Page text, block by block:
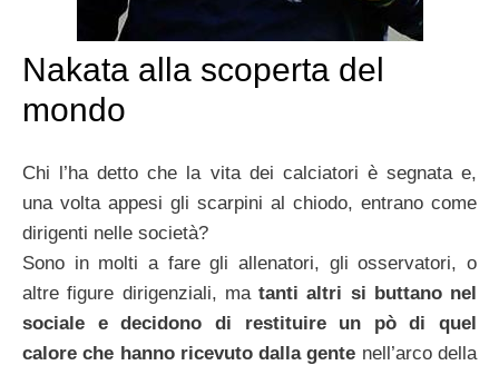
Nakata alla scoperta del
mondo
Chi l’ha detto che la vita dei calciatori è segnata e,
una volta appesi gli scarpini al chiodo, entrano come
dirigenti nelle società?
Sono in molti a fare gli allenatori, gli osservatori, o
altre figure dirigenziali, ma tanti altri si buttano nel
sociale e decidono di restituire un pò di quel
calore che hanno ricevuto dalla gente nell’arco della